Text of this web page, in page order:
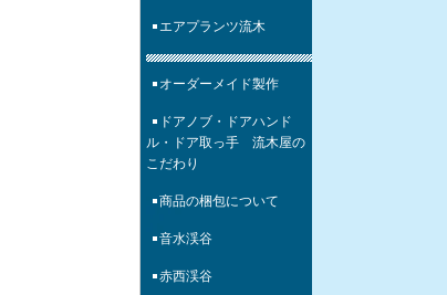
エアプランツ流木
オーダーメイド製作
ドアノブ・ドアハンド
ル・ドア取っ手 流木屋の
こだわり
商品の梱包について
音水渓谷
赤西渓谷